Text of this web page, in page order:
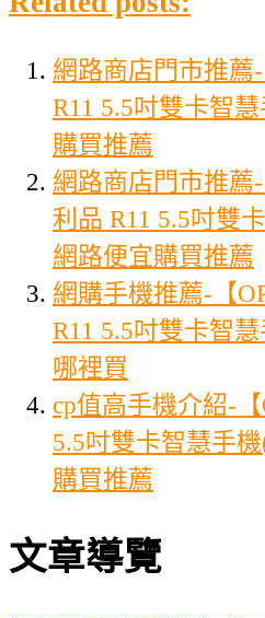
網路商店門市推薦
R11 5.5吋雙卡智
購買推薦
網路商店門市推薦
利品 R11 5.5吋雙
網路便宜購買推薦
網購手機推薦-【
R11 5.5吋雙卡智
哪裡買
cp值高手機介紹-
5.5吋雙卡智慧手
購買推薦
文章導覽